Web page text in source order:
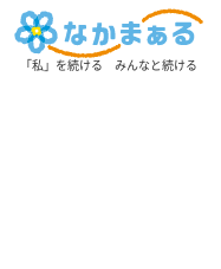
「私」を続ける みんなと続ける